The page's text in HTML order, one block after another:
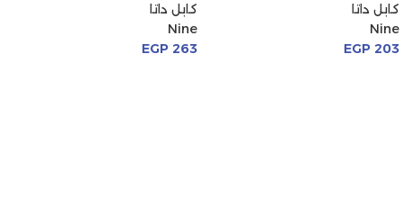
كابل داتا
Nine
EGP 203
كابل داتا
Nine
EGP 263